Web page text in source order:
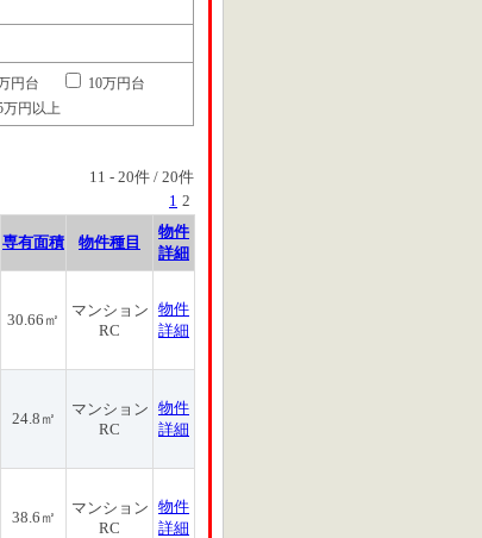
円台
10万円台
万円以上
11 - 20件 / 20件
1 2
専有面積 物件種目
物件
詳細
30.66㎡
マンション
RC
物件
詳細
24.8㎡
マンション
RC
物件
詳細
38.6㎡
マンション
RC
物件
詳細